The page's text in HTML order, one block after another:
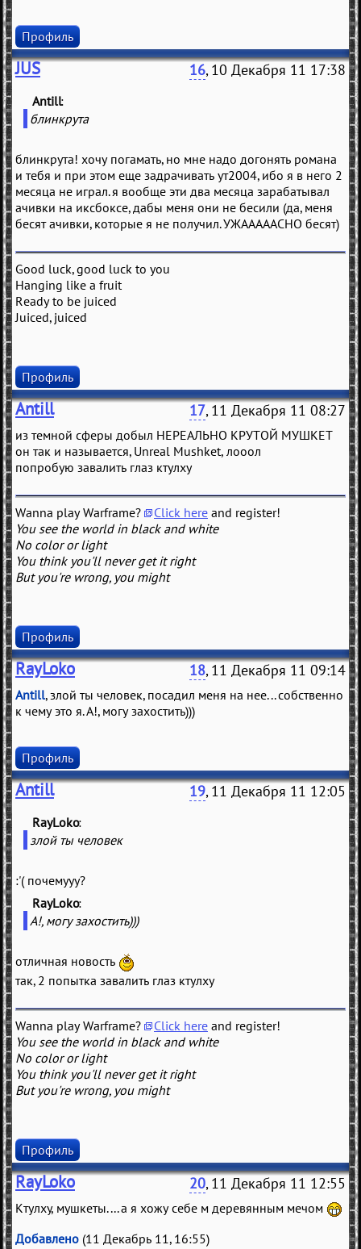
Профиль
JUS 16, 10 Декабря 11 17:38
Antill
блинкрута
блинкрута! хочу погамать, но мне надо догонять романа
и тебя и при этом еще задрачивать ут2004, ибо я в него 2
месяца не играл. я вообще эти два месяца зарабатывал
ачивки на иксбоксе, дабы меня они не бесили (да, меня
бесят ачивки, которые я не получил. УЖАААААСНО бесят)
Good luck, good luck to you
Hanging like a fruit
Ready to be juiced
Juiced, juiced
Профиль
Antill 17, 11 Декабря 11 08:27
из темной сферы добыл НЕРЕАЛЬНО КРУТОЙ МУШКЕТ
он так и называется, Unreal Mushket, лооол
попробую завалить глаз ктулху
Wanna play Warframe? Click here and register!
You see the world in black and white
No color or light
You think you'll never get it right
But you're wrong, you might
Профиль
RayLoko 18, 11 Декабря 11 09:14
Antill, злой ты человек, посадил меня на нее... собственно
к чему это я. А!, могу захостить)))
Профиль
Antill 19, 11 Декабря 11 12:05
RayLoko
злой ты человек
:'( почемууу?
RayLoko
А!, могу захостить)))
отличная новость
так, 2 попытка завалить глаз ктулху
Wanna play Warframe? Click here and register!
You see the world in black and white
No color or light
You think you'll never get it right
But you're wrong, you might
Профиль
RayLoko 20, 11 Декабря 11 12:55
Ктулху, мушкеты.... а я хожу себе м деревянным мечом
Добавлено (11 Декабрь 11, 16:55)